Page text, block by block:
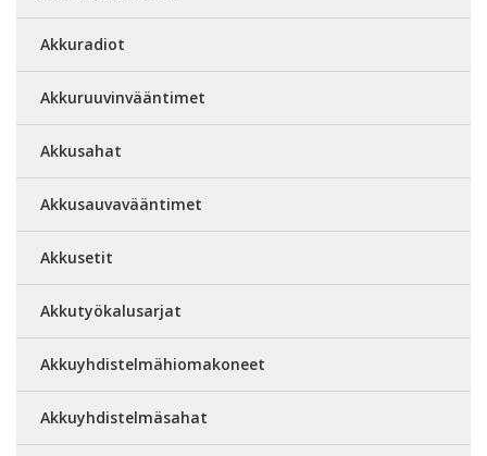
Akkuradiot
Akkuruuvinvääntimet
Akkusahat
Akkusauvavääntimet
Akkusetit
Akkutyökalusarjat
Akkuyhdistelmähiomakoneet
Akkuyhdistelmäsahat